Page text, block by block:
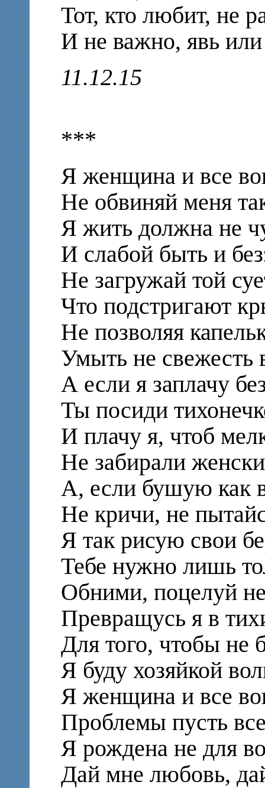
Тот, кто любит, не
И не важно, явь
11.12.15
***
Я женщина и все
Не обвиняй меня
Я жить должна не
И слабой быть и
Не загружай той
Что подстригают
Не позволяя
Умыть не свежесть
А если я заплачу
Ты посиди
И плачу я, чтоб
Не забирали
А, если бушую как
Не кричи, не
Я так рисую свои
Тебе нужно лишь
Обними, поцелуй
Превращусь я в
Для того, чтобы не
Я буду хозяйкой
Я женщина и все
Проблемы пусть
Я рождена не для
Дай мне любовь,